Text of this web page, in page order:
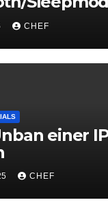
fix
CHEF
einer
CHEF